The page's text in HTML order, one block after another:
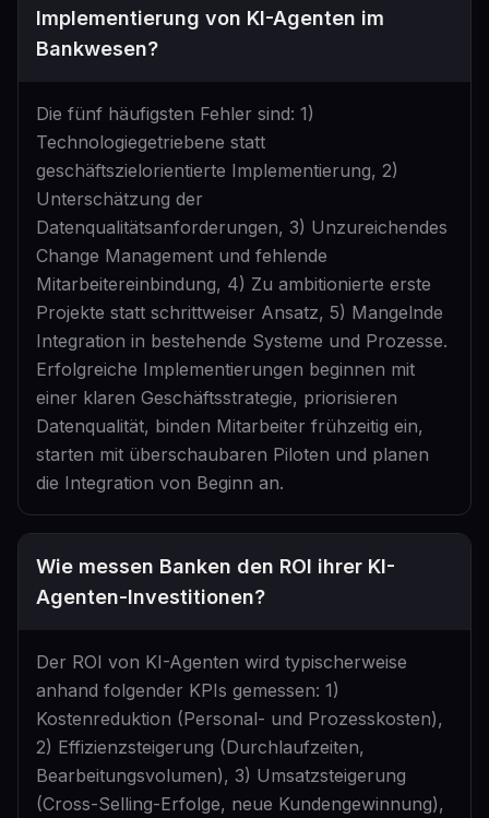
Implementierung von KI-Agenten im
Bankwesen?
Die fünf häufigsten Fehler sind: 1)
Technologiegetriebene statt
geschäftszielorientierte Implementierung, 2)
Unterschätzung der
Datenqualitätsanforderungen, 3) Unzureichendes
Change Management und fehlende
Mitarbeitereinbindung, 4) Zu ambitionierte erste
Projekte statt schrittweiser Ansatz, 5) Mangelnde
Integration in bestehende Systeme und Prozesse.
Erfolgreiche Implementierungen beginnen mit
einer klaren Geschäftsstrategie, priorisieren
Datenqualität, binden Mitarbeiter frühzeitig ein,
starten mit überschaubaren Piloten und planen
die Integration von Beginn an.
Wie messen Banken den ROI ihrer KI-
Agenten-Investitionen?
Der ROI von KI-Agenten wird typischerweise
anhand folgender KPIs gemessen: 1)
Kostenreduktion (Personal- und Prozesskosten),
2) Effizienzsteigerung (Durchlaufzeiten,
Bearbeitungsvolumen), 3) Umsatzsteigerung
(Cross-Selling-Erfolge, neue Kundengewinnung),